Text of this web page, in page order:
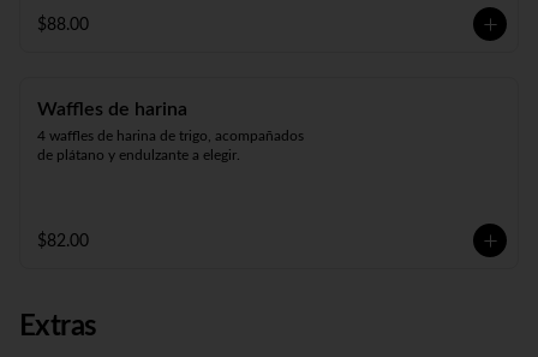
$88.00
Waffles de harina
4 waffles de harina de trigo, acompañados
de plátano y endulzante a elegir.
$82.00
Extras